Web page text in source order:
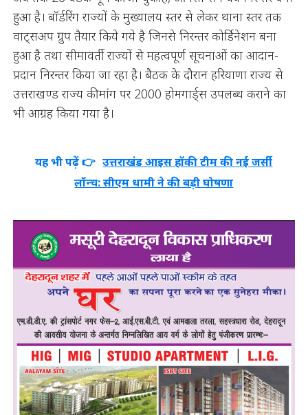
हुआ है। बॉर्डरिंग राज्यों के मुख्यालय स्तर से लेकर थाना स्तर तक
वाट्सअप ग्रुप तैयार किये गये है जिनसे निरन्तर कोर्डिनेशन बना
हुआ है तथा सीमावर्ती राज्यों से महत्वपूर्ण सूचनाओं का आदान-
प्रदान निरन्तर किया जा रहा है। बैठक के दौरान हरियाणा राज्य से
उत्तराखण्ड राज्य की मांग पर 2000 होमगार्ड्स उपलब्ध कराने का
भी आग्रह किया गया है।
यह भी पढ़ें 👉 उत्तराखंड आइस हॉकी टीम की नई जर्सी
लॉन्च: सीएम धामी ने की बड़ी घोषणा